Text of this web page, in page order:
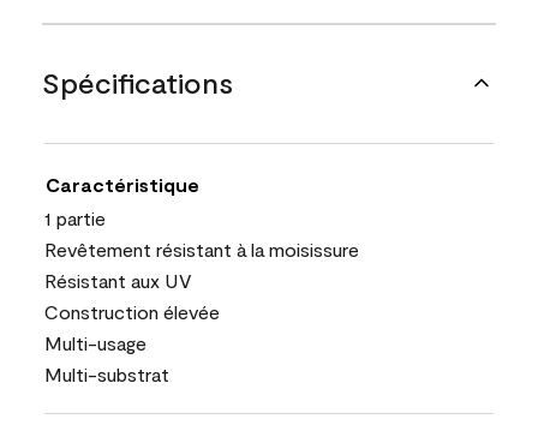
Spécifications
Caractéristique
1 partie
Revêtement résistant à la moisissure
Résistant aux UV
Construction élevée
Multi-usage
Multi-substrat